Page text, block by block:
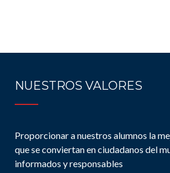
NUESTROS VALORES
Proporcionar a nuestros alumnos la
que se conviertan en ciudadanos del
informados y responsables